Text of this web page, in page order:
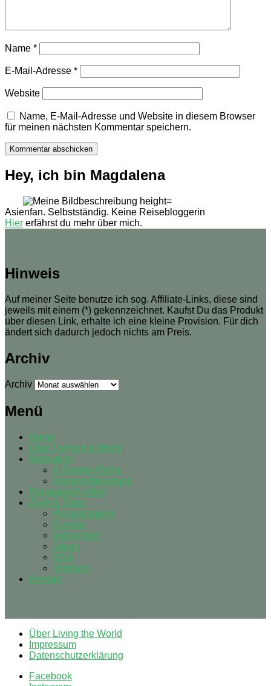
Name *
E-Mail-Adresse *
Website
Name, E-Mail-Adresse und Website in diesem Browser
für meinen nächsten Kommentar speichern.
Hey, ich bin Magdalena
Asienfan. Selbstständig. Keine Reisebloggerin
Hier erfährst du mehr über mich.
Hinweis
Auf meiner Seite benutze ich sog. Affiliate-Links, diese sind
jeweils mit einem (*) gekennzeichnet. Kaufst Du das Produkt
über diesen Link, erhalte ich eine kleine Provision. Für dich
ändert sich dadurch jedoch nichts am Preis.
Archiv
Archiv
Menü
Home
Über Living the World
Motivation
4-Sorgen-Reihe
Reisevorbereitung
Reisegeschichten
Ziele & Tipps
Reiseplanung
Europa
Indonesien
Japan
USA
Vietnam
Kontakt
Über Living the World
Impressum
Datenschutzerklärung
Facebook